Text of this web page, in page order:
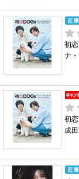
初
ナ
初
成